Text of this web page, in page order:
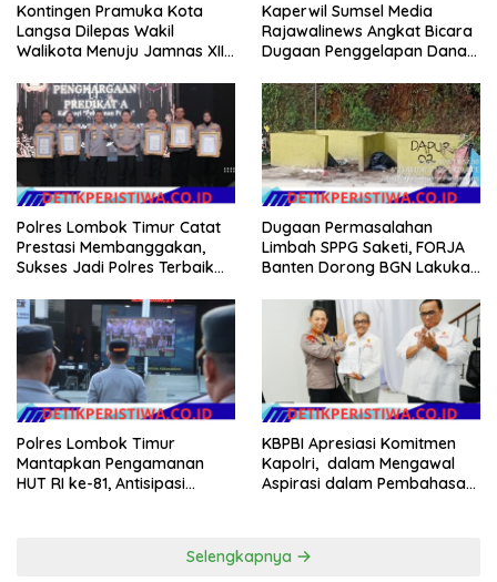
Kontingen Pramuka Kota
Langsa Dilepas Wakil
Walikota Menuju Jamnas XII
Kaperwil Sumsel Media
Rajawalinews Angkat Bicara
Dugaan Penggelapan Dana
Argomulyo Belitang Jaya
Hilang 3 Bulan Bawa
Anggaran Pembangunan
Polres Lombok Timur Catat
Prestasi Membanggakan,
Sukses Jadi Polres Terbaik
NTB
Dugaan Permasalahan
Limbah SPPG Saketi, FORJA
Banten Dorong BGN Lakukan
Polres Lombok Timur
Mantapkan Pengamanan
HUT RI ke-81, Antisipasi
KBPBI Apresiasi Komitmen
Kapolri, dalam Mengawal
Aspirasi dalam Pembahasan
Selengkapnya